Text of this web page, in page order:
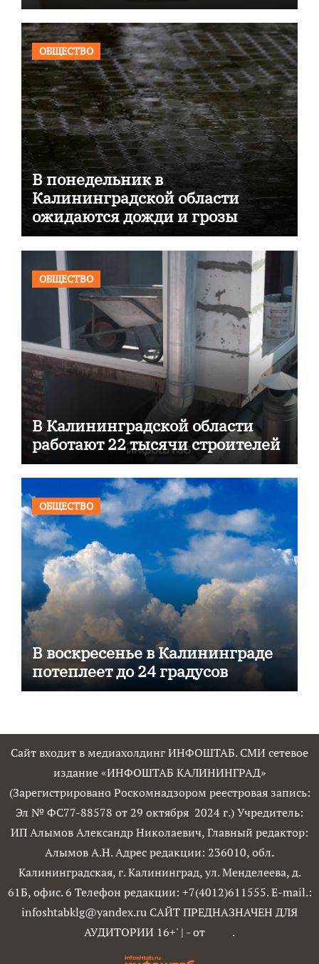
ОБЩЕСТВО
В понедельник в
Калининградской области
ожидаются дожди и грозы
ОБЩЕСТВО
В Калининградской области
работают 22 тысячи строителей
ОБЩЕСТВО
В воскресенье в Калининграде
потеплеет до 24 градусов
Сайт входит в медиахолдинг ИНФОШТАБ. СМИ сетевое
издание «ИНФОШТАБ КАЛИНИНГРАД»
(Зарегистрировано Роскомнадзором реестровая запись:
Эл № ФС77-88578 от 29 октября 2024 г.) Учредитель:
ИП Алымов Александр Николаевич, Главный редактор:
Алымов А.Н. Адрес редакции: 236010, обл.
Калининградская, г. Калининград, ул. Менделеева, д.
61Б, офис. 6 Телефон редакции: +7(4012)611555. E-mail.:
infoshtabklg@yandex.ru САЙТ ПРЕДНАЗНАЧЕН ДЛЯ
АУДИТОРИИ 16+' | - от .